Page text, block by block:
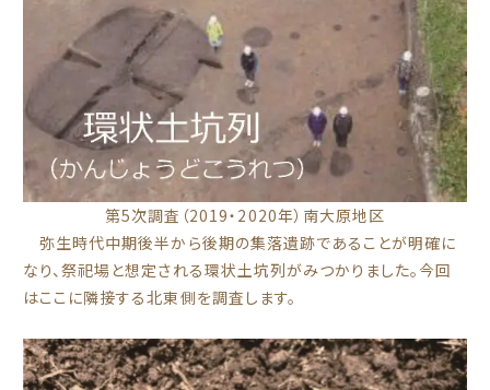
第5次調査（2019・2020年）南大原地区
弥生時代中期後半から後期の集落遺跡であることが明確に
なり、祭祀場と想定される環状土坑列がみつかりました。今回
はここに隣接する北東側を調査します。